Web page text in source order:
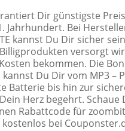
Dir günstigste
Jahrhundert. Bei
kannst Du Dir sicher
versorgt
bekommen. Die
Du Dir vom MP3 –
Batterie bis hin zur
Herz begehrt.
Rabattcode für
bei